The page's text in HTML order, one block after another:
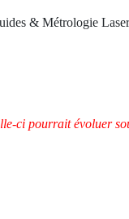
& Métrologie
ci pourrait évoluer